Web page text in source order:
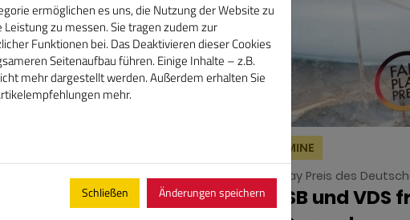
Akademie für Fußball-Kultur
der Preise 2026
TERMINE
Fair Play Preis des
DOSB und VDS
ermöglichen es uns, die Nutzung der Website zu
Leistung zu messen. Sie tragen zudem zur
Funktionen bei. Das Deaktivieren dieser Cookies
Seitenaufbau führen. Einige Inhalte – z.B.
mehr dargestellt werden. Außerdem erhalten Sie
mehr.
Schließen Änderungen speichern